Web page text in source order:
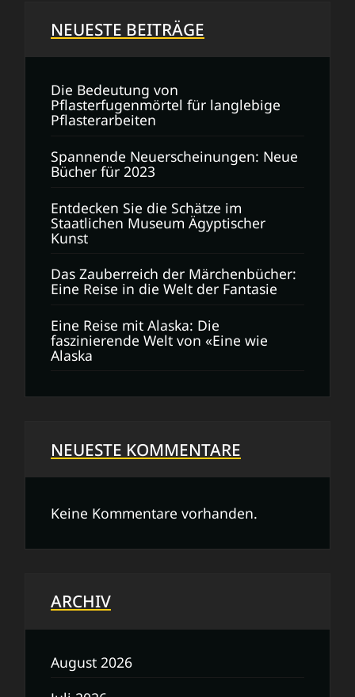
NEUESTE BEITRÄGE
Die Bedeutung von
Pflasterfugenmörtel für langlebige
Pflasterarbeiten
Spannende Neuerscheinungen: Neue
Bücher für 2023
Entdecken Sie die Schätze im
Staatlichen Museum Ägyptischer
Kunst
Das Zauberreich der Märchenbücher:
Eine Reise in die Welt der Fantasie
Eine Reise mit Alaska: Die
faszinierende Welt von «Eine wie
Alaska
NEUESTE KOMMENTARE
Keine Kommentare vorhanden.
ARCHIV
August 2026